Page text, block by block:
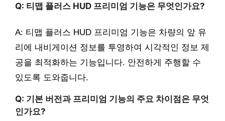
Q: 티맵 플러스 HUD 프리미엄 기능은 무엇인가요?
A: 티맵 플러스 HUD 프리미엄 기능은 차량의 앞 유
리에 내비게이션 정보를 투영하여 시각적인 정보 제
공을 최적화하는 기능입니다. 안전하게 주행할 수
있도록 도와줍니다.
Q: 기본 버전과 프리미엄 기능의 주요 차이점은 무엇
인가요?